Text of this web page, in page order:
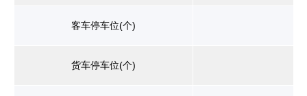
客车停车位(个)
货车停车位(个)